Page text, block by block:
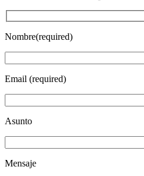
Nombre(required)
Email (required)
Asunto
Mensaje